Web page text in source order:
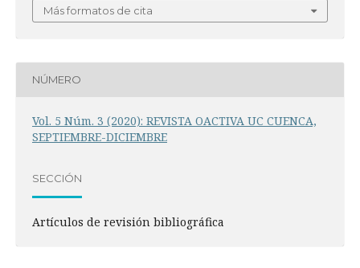
Más formatos de cita
NÚMERO
Vol. 5 Núm. 3 (2020): REVISTA OACTIVA UC CUENCA,
SEPTIEMBRE-DICIEMBRE
SECCIÓN
Artículos de revisión bibliográfica